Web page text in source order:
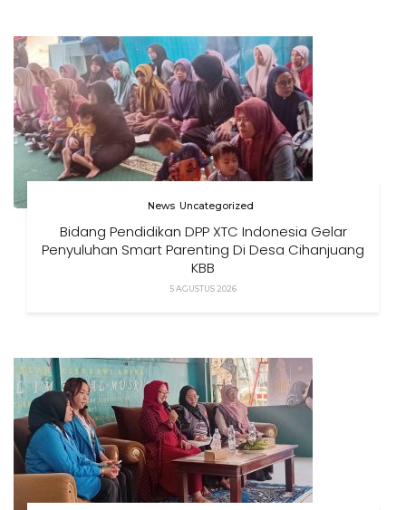
News Uncategorized
Bidang Pendidikan DPP XTC Indonesia Gelar
Penyuluhan Smart Parenting Di Desa Cihanjuang
KBB
5 AGUSTUS 2026